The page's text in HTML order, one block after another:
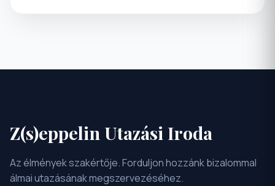
Z(s)eppelin Utazási Iroda
Az élmények szakértője. Forduljon hozzánk bizalommal
álmai utazásának megszervezéséhez.